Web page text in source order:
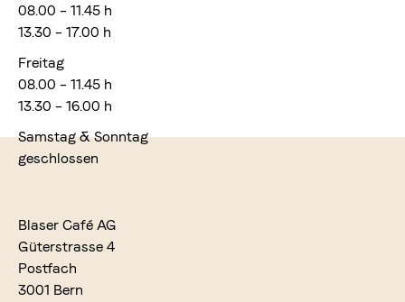
08.00 – 11.45 h
13.30 – 17.00 h
Freitag
08.00 – 11.45 h
13.30 – 16.00 h
Samstag & Sonntag
geschlossen
Blaser Café AG
Güterstrasse 4
Postfach
3001 Bern